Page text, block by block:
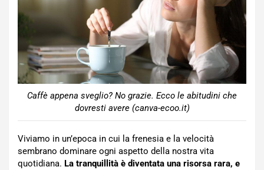
Caffè appena sveglio? No grazie. Ecco le abitudini che
dovresti avere (canva-ecoo.it)
Viviamo in un’epoca in cui la frenesia e la velocità
sembrano dominare ogni aspetto della nostra vita
quotidiana. La tranquillità è diventata una risorsa rara, e